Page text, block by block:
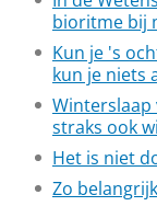
bioritme bij
Kun je 's
kun je niets
Winterslaap
straks ook
Het is niet
Zo